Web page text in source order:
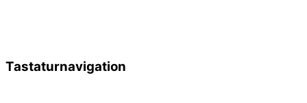
Tastaturnavigation